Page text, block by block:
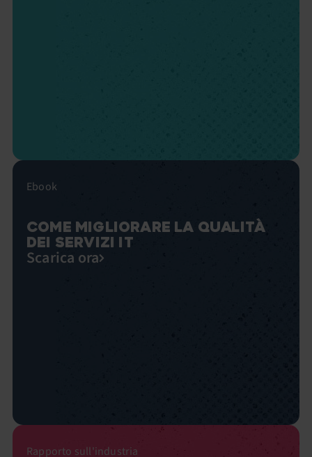
Ebook
COME MIGLIORARE LA QUALITÀ
DEI SERVIZI IT
Scarica ora
Rapporto sull'industria